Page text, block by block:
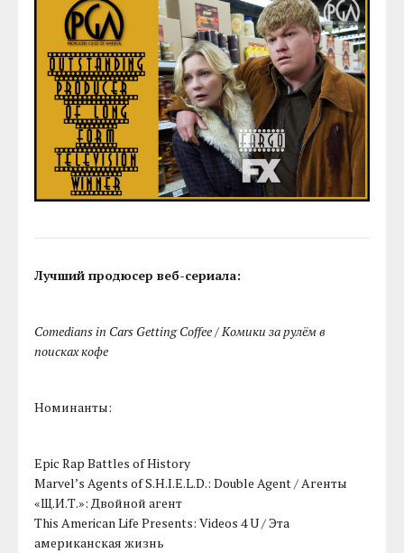
Лучший продюсер веб-сериала:
Comedians in Cars Getting Coffee / Комики за рулём в
поисках кофе
Номинанты:
Epic Rap Battles of History
Marvel’s Agents of S.H.I.E.L.D.: Double Agent / Агенты
«Щ.И.Т.»: Двойной агент
This American Life Presents: Videos 4 U / Эта
американская жизнь